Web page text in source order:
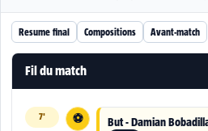
Resume final Compositions Avant-match
Fil du match
7' ⚽ But - Damian